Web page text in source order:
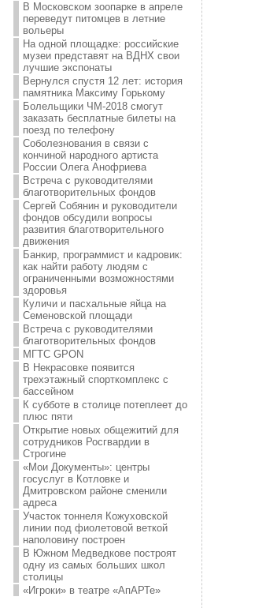
В Московском зоопарке в апреле
переведут питомцев в летние
вольеры
На одной площадке: российские
музеи представят на ВДНХ свои
лучшие экспонаты
Вернулся спустя 12 лет: история
памятника Максиму Горькому
Болельщики ЧМ-2018 смогут
заказать бесплатные билеты на
поезд по телефону
Соболезнования в связи с
кончиной народного артиста
России Олега Анофриева
Встреча с руководителями
благотворительных фондов
Сергей Собянин и руководители
фондов обсудили вопросы
развития благотворительного
движения
Банкир, программист и кадровик:
как найти работу людям с
ограниченными возможностями
здоровья
Куличи и пасхальные яйца на
Семеновской площади
Встреча с руководителями
благотворительных фондов
МГТС GPON
В Некрасовке появится
трехэтажный спорткомплекс с
бассейном
К субботе в столице потеплеет до
плюс пяти
Открытие новых общежитий для
сотрудников Росгвардии в
Строгине
«Мои Документы»: центры
госуслуг в Котловке и
Дмитровском районе сменили
адреса
Участок тоннеля Кожуховской
линии под фиолетовой веткой
наполовину построен
В Южном Медведкове построят
одну из самых больших школ
столицы
«Игроки» в театре «АпАРТе»